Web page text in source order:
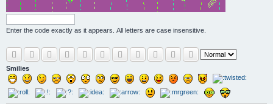
Enter the code exactly as it appears. All letters are case insensitive.
Smilies